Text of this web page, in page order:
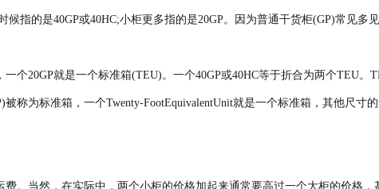
指的是40GP或40HC;小柜更多指的是20GP。因为普通干货柜(GP)常见
个20GP就是一个标准箱(TEU)。一个40GP或40HC等于折合为两个TEU。
称为标准箱，一个Twenty-FootEquivalentUnit就是一个标准箱，其他尺寸
。当然，在实际中，两个小柜的价格加起来通常要高过一个大柜的价格